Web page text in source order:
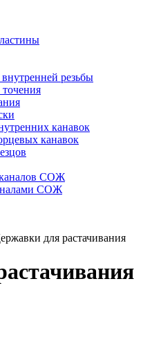
резьбы
канавок
канавок
каналов СОЖ
СОЖ
для растачивания